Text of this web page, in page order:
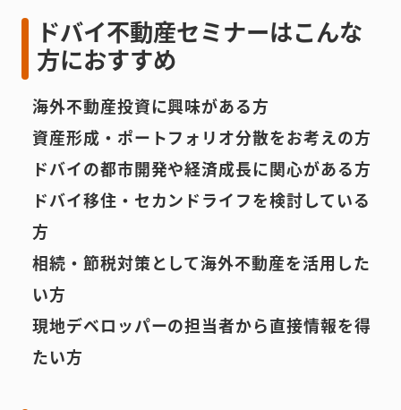
ドバイ不動産セミナーはこんな
方におすすめ
海外不動産投資に興味がある方
資産形成・ポートフォリオ分散をお考えの方
ドバイの都市開発や経済成長に関心がある方
ドバイ移住・セカンドライフを検討している
方
相続・節税対策として海外不動産を活用した
い方
現地デベロッパーの担当者から直接情報を得
たい方